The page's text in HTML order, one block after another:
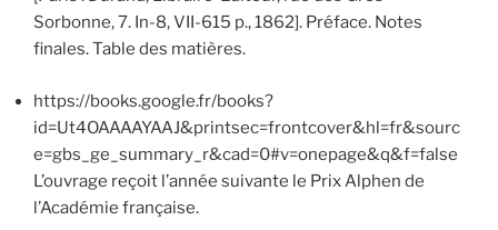
Sorbonne, 7. In-8, VII-615 p., 1862]. Préface. Notes
finales. Table des matières.
https://books.google.fr/books?
id=Ut4OAAAAYAAJ&printsec=frontcover&hl=fr&sourc
e=gbs_ge_summary_r&cad=0#v=onepage&q&f=false
L’ouvrage reçoit l’année suivante le Prix Alphen de
l’Académie française.